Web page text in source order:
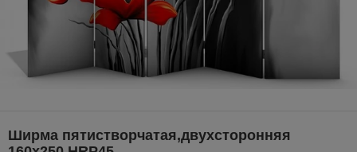
Ширма пятистворчатая,двухсторонняя